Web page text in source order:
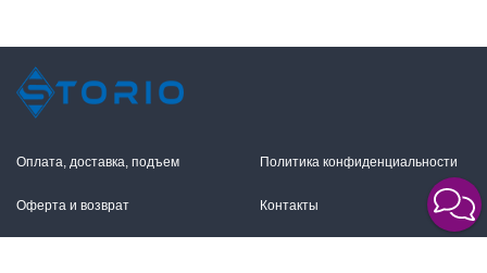
Оплата, доставка, подъем
Оферта и возврат
Политика конфиденциальности
Контакты